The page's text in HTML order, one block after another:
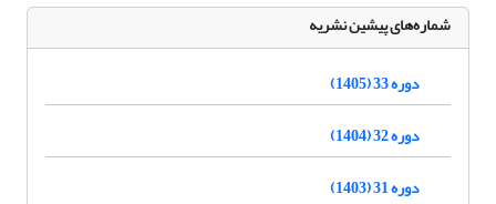
شماره‌های پیشین نشریه
دوره 33 (1405)
دوره 32 (1404)
دوره 31 (1403)